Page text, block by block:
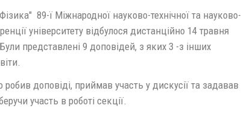
89-ї Міжнародної науково-технічної та науково-
університету відбулося дистанційно 14 травня
представлені 9 доповідей, з яких 3 -з інших
робив доповіді, приймав участь у дискусії та задавав
участь в роботі секції.